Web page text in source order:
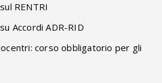
RENTRI
Accordi ADR-RID
corso obbligatorio per gli